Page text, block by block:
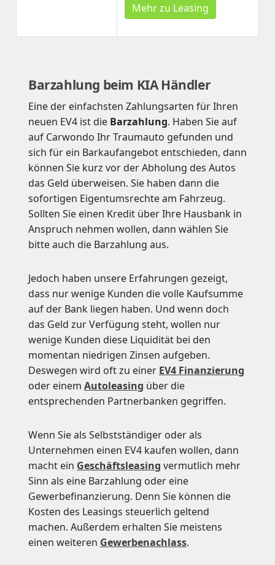
Mehr zu Leasing
Barzahlung beim KIA Händler
Eine der einfachsten Zahlungsarten für Ihren
neuen EV4 ist die Barzahlung. Haben Sie auf
auf Carwondo Ihr Traumauto gefunden und
sich für ein Barkaufangebot entschieden, dann
können Sie kurz vor der Abholung des Autos
das Geld überweisen. Sie haben dann die
sofortigen Eigentumsrechte am Fahrzeug.
Sollten Sie einen Kredit über Ihre Hausbank in
Anspruch nehmen wollen, dann wählen Sie
bitte auch die Barzahlung aus.
Jedoch haben unsere Erfahrungen gezeigt,
dass nur wenige Kunden die volle Kaufsumme
auf der Bank liegen haben. Und wenn doch
das Geld zur Verfügung steht, wollen nur
wenige Kunden diese Liquidität bei den
momentan niedrigen Zinsen aufgeben.
Deswegen wird oft zu einer EV4 Finanzierung
oder einem Autoleasing über die
entsprechenden Partnerbanken gegriffen.
Wenn Sie als Selbstständiger oder als
Unternehmen einen EV4 kaufen wollen, dann
macht ein Geschäftsleasing vermutlich mehr
Sinn als eine Barzahlung oder eine
Gewerbefinanzierung. Denn Sie können die
Kosten des Leasings steuerlich geltend
machen. Außerdem erhalten Sie meistens
einen weiteren Gewerbenachlass.